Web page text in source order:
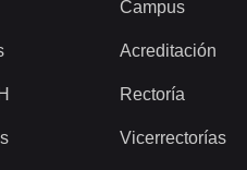
Campus
Acreditación
Rectoría
Vicerrectorías